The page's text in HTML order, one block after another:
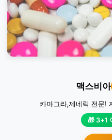
맥스비아
카마그라,제네릭 전문!
🎁 3+1